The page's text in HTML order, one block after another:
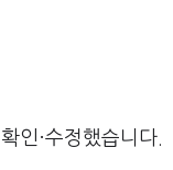
인·수정했습니다.